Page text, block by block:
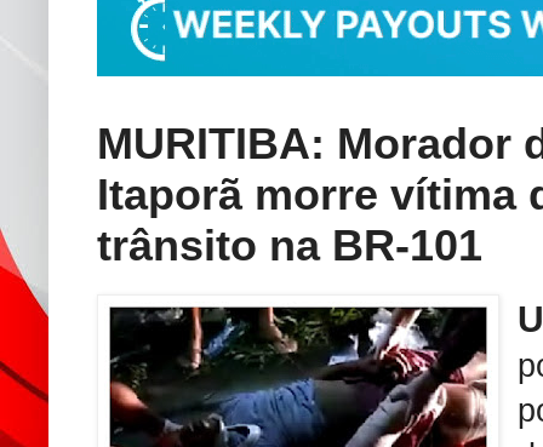
MURITIBA: Morador
Itaporã morre vítima
trânsito na BR-101